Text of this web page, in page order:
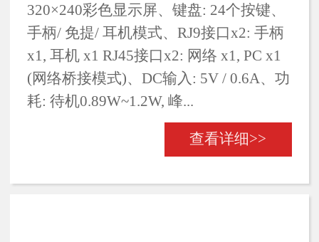
320×240彩色显示屏、键盘: 24个按键、
手柄/ 免提/ 耳机模式、RJ9接口x2: 手柄
x1, 耳机 x1 RJ45接口x2: 网络 x1, PC x1
(网络桥接模式)、DC输入: 5V / 0.6A、功
耗: 待机0.89W~1.2W, 峰...
查看详细>>